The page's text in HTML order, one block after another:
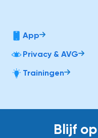
App
Privacy & AVG
Trainingen
Blijf